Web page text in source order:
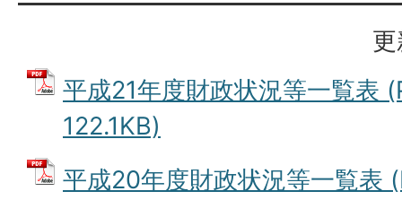
平成21年度財政状況等一覧表
122.1KB)
平成20年度財政状況等一覧表